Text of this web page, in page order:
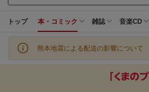
トップ 本・コミック 雑誌 音楽CD
熊本地震による配送の影響について